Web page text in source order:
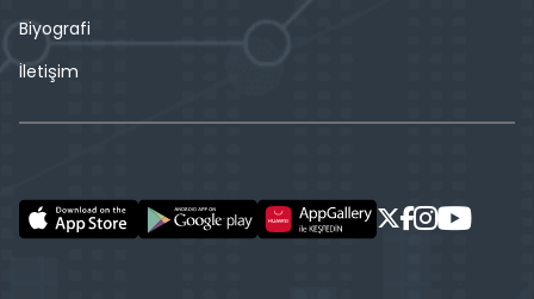
Biyografi
İletişim